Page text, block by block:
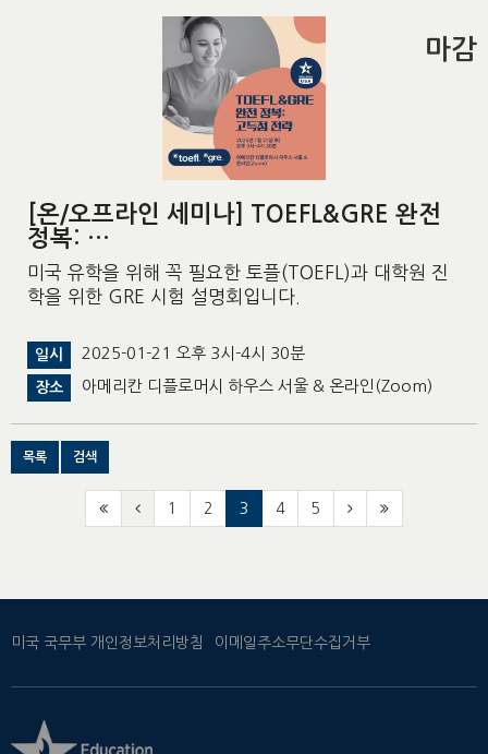
[온/오프라인 세미나] TOEFL&GRE 완전
정복: …
미국 유학을 위해 꼭 필요한 토플(TOEFL)과 대학원 진
학을 위한 GRE 시험 설명회입니다.
일시 2025-01-21 오후 3시-4시 30분
장소 아메리칸 디플로머시 하우스 서울 & 온라인(Zoom)
마감
목록 검색
1 2 3 4 5
미국 국무부 개인정보처리방침 이메일주소무단수집거부